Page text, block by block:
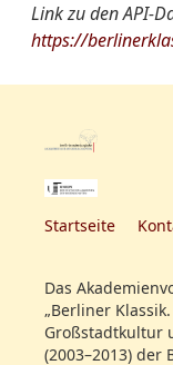
Link zu den API-
https://
Startseite
Das
„Berliner
Großstadtkultur
(2003–2013) der